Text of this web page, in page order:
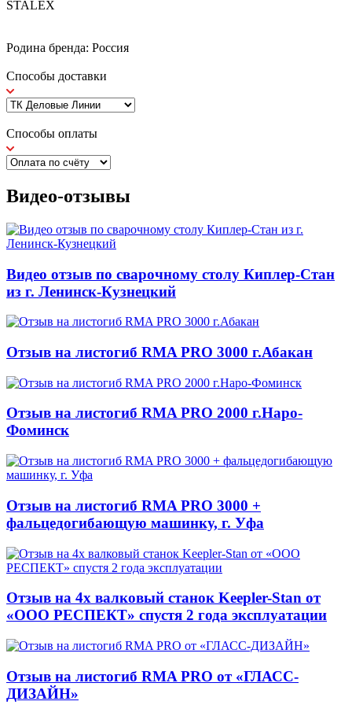
STALEX
Родина бренда: Россия
Способы доставки
Способы оплаты
Видео-отзывы
Видео отзыв по сварочному столу Киплер-Стан
из г. Ленинск-Кузнецкий
Отзыв на листогиб RMA PRO 3000 г.Абакан
Отзыв на листогиб RMA PRO 2000 г.Наро-
Фоминск
Отзыв на листогиб RMA PRO 3000 +
фальцедогибающую машинку, г. Уфа
Отзыв на 4х валковый станок Keepler-Stan от
«ООО РЕСПЕКТ» спустя 2 года эксплуатации
Отзыв на листогиб RMA PRO от «ГЛАСС-
ДИЗАЙН»